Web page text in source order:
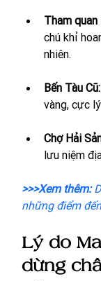
Tham
chú khỉ
nhiên.
Bến Tàu Cũ:
vàng, cực
Chợ Hải
lưu niệm
>>>Xem thêm:
những điểm
Lý do
dừng